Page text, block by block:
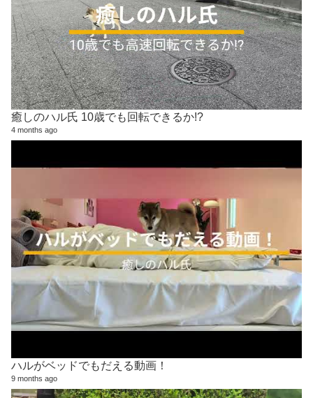
癒しのハル氏 10歳でも回転できるか!?
4 months ago
ハルがベッドでもだえる動画！
9 months ago